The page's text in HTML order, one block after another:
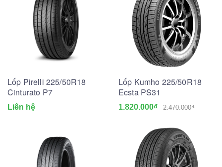
Lốp Pirelli 225/50R18
Cinturato P7
Liên hệ
Lốp Kumho 225/50R18
Ecsta PS31
1.820.000₫ 2.470.000₫